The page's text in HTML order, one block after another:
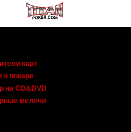
карт
о покере
на CD&DVD
мелочи